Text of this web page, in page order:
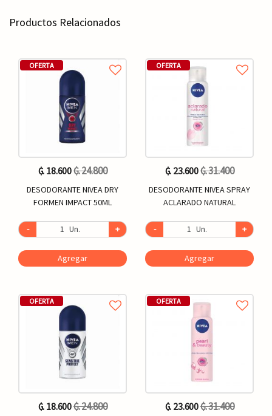
Productos Relacionados
OFERTA
₲. 18.600₲. 24.800
DESODORANTE NIVEA DRY
FORMEN IMPACT 50ML
- Un. +
Agregar
OFERTA
₲. 18.600₲. 24.800
OFERTA
₲. 23.600₲. 31.400
DESODORANTE NIVEA SPRAY
ACLARADO NATURAL
- Un. +
Agregar
OFERTA
₲. 23.600₲. 31.400